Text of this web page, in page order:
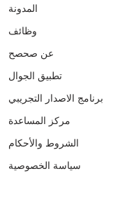
المدونة
وظائف
عن صحصح
تطبيق الجوال
برنامج الاصدار التجريبي
مركز المساعدة
الشروط والأحكام
سياسة الخصوصية